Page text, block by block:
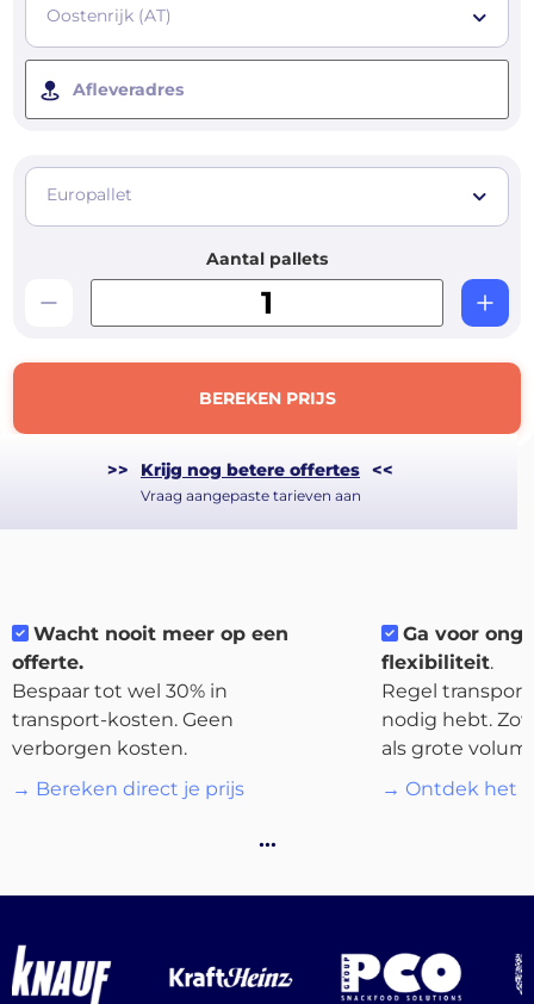
platform
Bestemmingen
Oostenrijk (AT)
Afleveradres
Europallet
Aantal pallets
BEREKEN PRIJS
>> Krijg nog betere offertes <<
Vraag aangepaste tarieven aan
Wacht nooit meer op een
offerte.
Bespaar tot wel 30% in
transport-kosten. Geen
verborgen kosten.
→ Bereken direct je prijs
Ga voor
flexibiliteit.
Regel
nodig hebt.
als grote
→ Ontdek het
…